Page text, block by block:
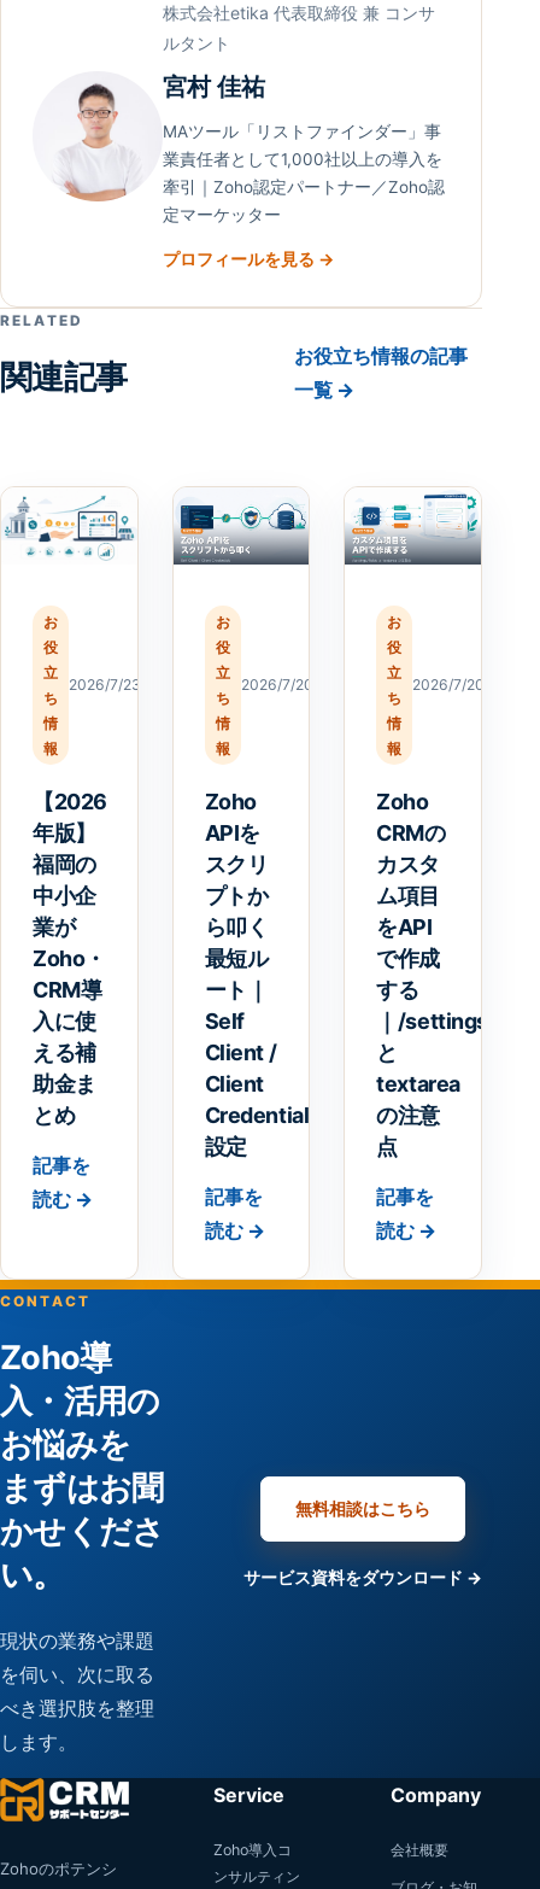
株式会社etika 代表取締役 兼 コンサ
ルタント
宮村 佳祐
MAツール「リストファインダー」事
業責任者として1,000社以上の導入を
牽引｜Zoho認定パートナー／Zoho認
定マーケッター
プロフィールを見る →
RELATED
関連記事
お役立ち情報の記事
一覧 →
お
役
立
ち
情
報
2026/7/23
【2026
年版】
福岡の
中小企
業が
Zoho・
CRM導
入に使
える補
助金ま
とめ
記事を
読む →
お
役
立
ち
情
報
2026/7/20
Zoho
APIを
スクリ
プトか
ら叩く
最短ル
ート｜
Self
Client /
Client
Credentials
設定
記事を
読む →
お
役
立
ち
情
報
2026/7/20
Zoho
CRMの
カスタ
ム項目
をAPI
で作成
する
｜/settings/
と
textarea
の注意
点
記事を
読む →
CONTACT
Zoho導
入・活用の
お悩みを
まずはお聞
かせくださ
い。
現状の業務や課題
を伺い、次に取る
べき選択肢を整理
します。
無料相談はこちら
サービス資料をダウンロード →
Zohoのポテンシ
Service
Zoho導入コ
ンサルティン
Company
会社概要